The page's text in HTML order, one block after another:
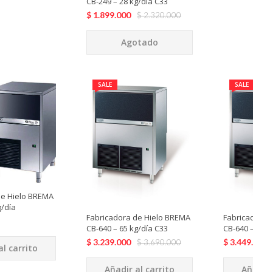
$2.320.000
$ 1.899.000
Agotado
Hielo BREMA
día
carrito
SALE
Fabricadora de Hielo BREMA
CB-640 – 65 kg/día C33
$3.690.000
$3.239.000
Añadir al carrito
SALE
CB-640
$